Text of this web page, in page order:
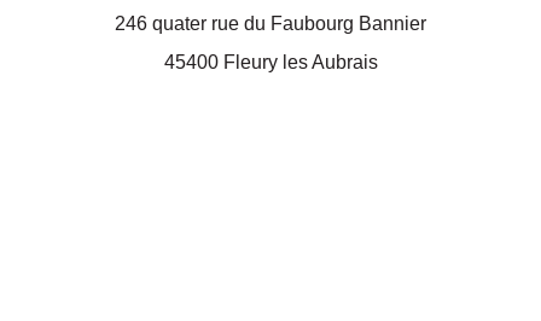
246 quater rue du Faubourg Bannier
45400 Fleury les Aubrais